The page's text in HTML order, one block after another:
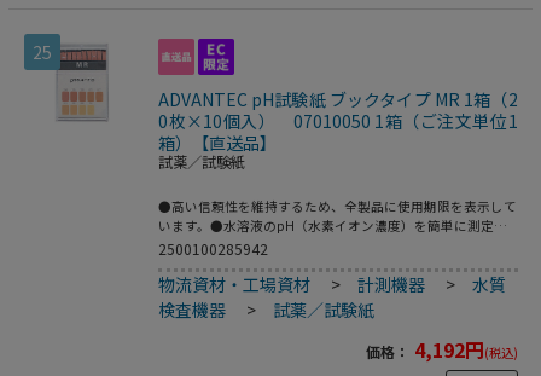
25
ADVANTEC pH試験紙 ブックタイプ MR 1箱（2
0枚×10個入） 07010050 1箱（ご注文単位1
箱）【直送品】
試薬／試験紙
●高い信頼性を維持するため、全製品に使用期限を表示して
います。●水溶液のpH（水素イオン濃度）を簡単に測定で
きます。●pH測定有効範囲：5.4～7.0●入数：1セット（20
2500100285942
物流資材・工場資材 >計測機器 >水質
検査機器
> 試薬／試験紙
価格： 4,192円(税込)